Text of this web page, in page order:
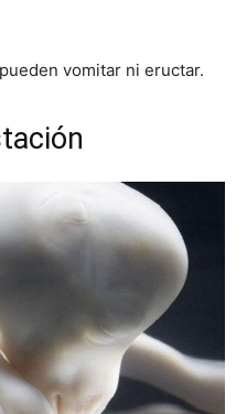
vomitar ni eructar.